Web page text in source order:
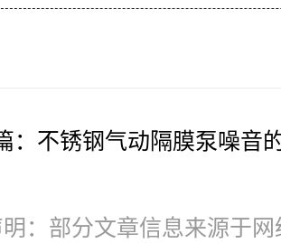
不锈钢气动隔膜泵噪音
：部分文章信息来源于